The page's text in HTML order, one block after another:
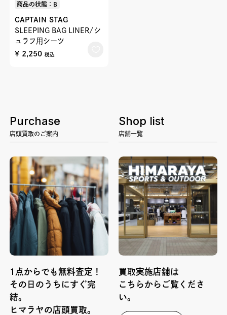
商品の状態：B
CAPTAIN STAG
SLEEPING BAG LINER/シ
ュラフ用シーツ
¥ 2,250 税込
Purchase
店頭買取のご案内
1点からでも無料査定！
その日のうちにすぐ完
結。
ヒマラヤの店頭買取。
Shop list
店舗一覧
買取実施店舗は
こちらからご覧くださ
い。